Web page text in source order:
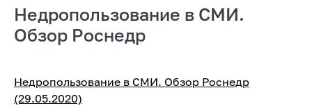
Недропользование в СМИ.
Обзор Роснедр
Недропользование в СМИ. Обзор Роснедр
(29.05.2020)